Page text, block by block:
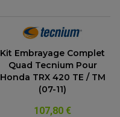
Kit Embrayage Complet
Quad Tecnium Pour
Honda TRX 420 TE / TM
(07-11)
107,80 €